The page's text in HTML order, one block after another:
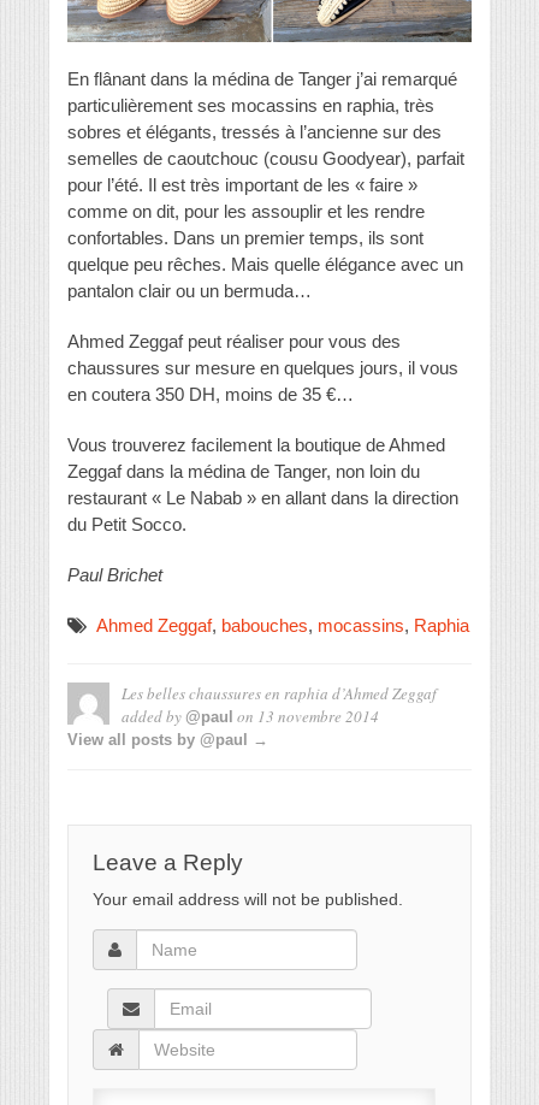
En flânant dans la médina de Tanger j’ai remarqué
particulièrement ses mocassins en raphia, très
sobres et élégants, tressés à l’ancienne sur des
semelles de caoutchouc (cousu Goodyear), parfait
pour l’été. Il est très important de les « faire »
comme on dit, pour les assouplir et les rendre
confortables. Dans un premier temps, ils sont
quelque peu rêches. Mais quelle élégance avec un
pantalon clair ou un bermuda…
Ahmed Zeggaf peut réaliser pour vous des
chaussures sur mesure en quelques jours, il vous
en coutera 350 DH, moins de 35 €…
Vous trouverez facilement la boutique de Ahmed
Zeggaf dans la médina de Tanger, non loin du
restaurant « Le Nabab » en allant dans la direction
du Petit Socco.
Paul Brichet
Ahmed Zeggaf, babouches, mocassins, Raphia
Les belles chaussures en raphia d’Ahmed Zeggaf
added by @paul on 13 novembre 2014
View all posts by @paul →
Leave a Reply
Your email address will not be published.